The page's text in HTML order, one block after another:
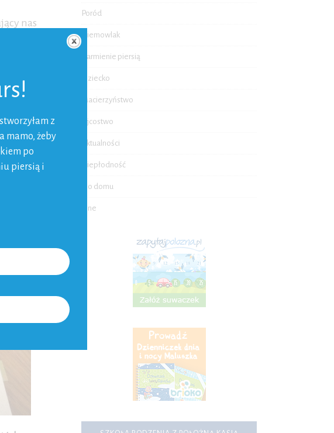
nas
nas
trudne.
że to
różne
Poród
Niemowlak
Karmienie piersią
Dziecko
Macierzyństwo
Ojcostwo
Aktualności
Niepłodność
Do domu
Inne
z
mamo, żeby
po
piersią i